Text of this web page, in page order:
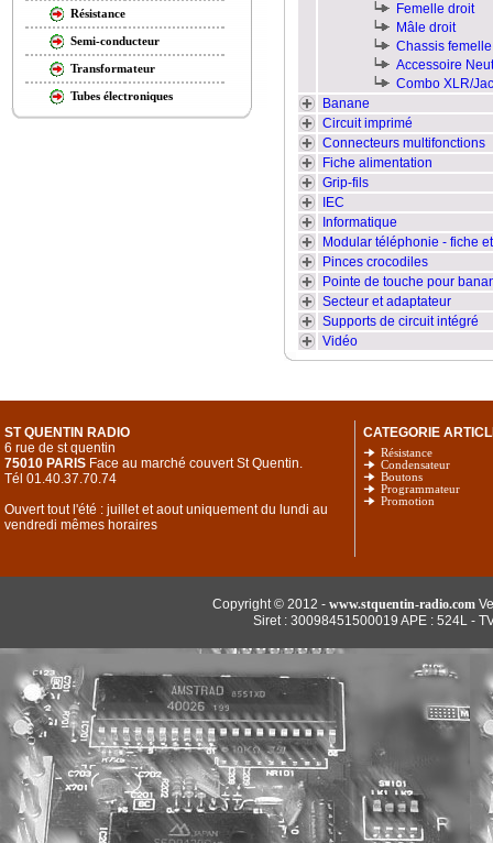
Résistance
Semi-conducteur
Transformateur
Tubes électroniques
Femelle droit
Mâle droit
Chassis femelle
Accessoire
Combo XLR/
Banane
Circuit imprimé
Connecteurs multifonctions
Fiche alimentation
Grip-fils
IEC
Informatique
Modular téléphonie - fiche
Pinces crocodiles
Pointe de touche pour
Secteur et adaptateur
Supports de circuit intégré
Vidéo
ST QUENTIN RADIO
6 rue de st quentin
75010 PARIS Face au marché couvert St Quentin.
Tél 01.40.37.70.74
Ouvert tout l'été : juillet et aout uniquement du lundi au
vendredi mêmes horaires
CATEGORIE
Résistance
Condensateur
Boutons
Programmateur
Promotion
Copyright © 2012 - www.stquentin-radio.com
Siret : 30098451500019 APE : 524L -